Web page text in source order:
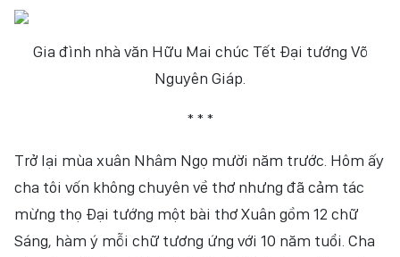
Gia đình nhà văn Hữu Mai chúc Tết Đại tướng Võ
Nguyên Giáp.
* * *
Trở lại mùa xuân Nhâm Ngọ mười năm trước. Hôm ấy
cha tôi vốn không chuyên về thơ nhưng đã cảm tác
mừng thọ Đại tướng một bài thơ Xuân gồm 12 chữ
Sáng, hàm ý mỗi chữ tương ứng với 10 năm tuổi. Cha